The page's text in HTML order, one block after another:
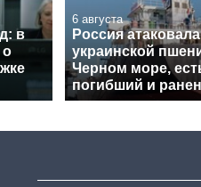
в
о
6 августа
Россия
украинской
Черном море,
погибший и